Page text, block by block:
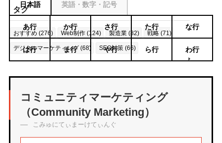
タグ
おすすめ (276) Web制作 (124) 製造業 (82) 戦略 (71)
デジタルマーケティング (68)
SEO対策 (66)
もっと見る
日本語 英語・数字・記号
あ行 か行 さ行 た行 な行
は行 ま行 や行 ら行 わ行
コミュニティマーケティング
（Community Marketing）
こみゅにてぃまーけてぃんぐ